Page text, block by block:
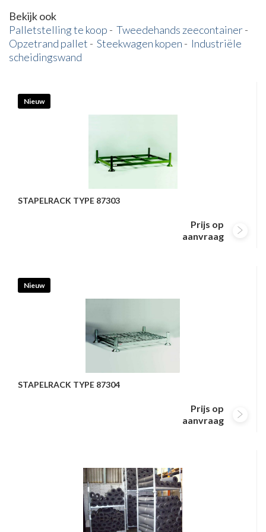
Bekijk ook
Palletstelling te koop - Tweedehands zeecontainer-
Opzetrand pallet - Steekwagen kopen - Industriële
scheidingswand
Nieuw
STAPELRACK TYPE 87303
Prijs op
aanvraag
Nieuw
STAPELRACK TYPE 87304
Prijs op
aanvraag